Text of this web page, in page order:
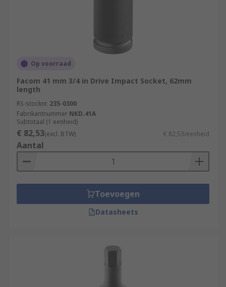
Op voorraad
Facom 41 mm 3/4 in Drive Impact Socket, 62mm
length
RS-stocknr. 235-0300
Fabrikantnummer NKD.41A
Subtotaal (1 eenheid)
€ 82,53(excl. BTW) € 82,53/eenheid
Aantal
Toevoegen
Datasheets